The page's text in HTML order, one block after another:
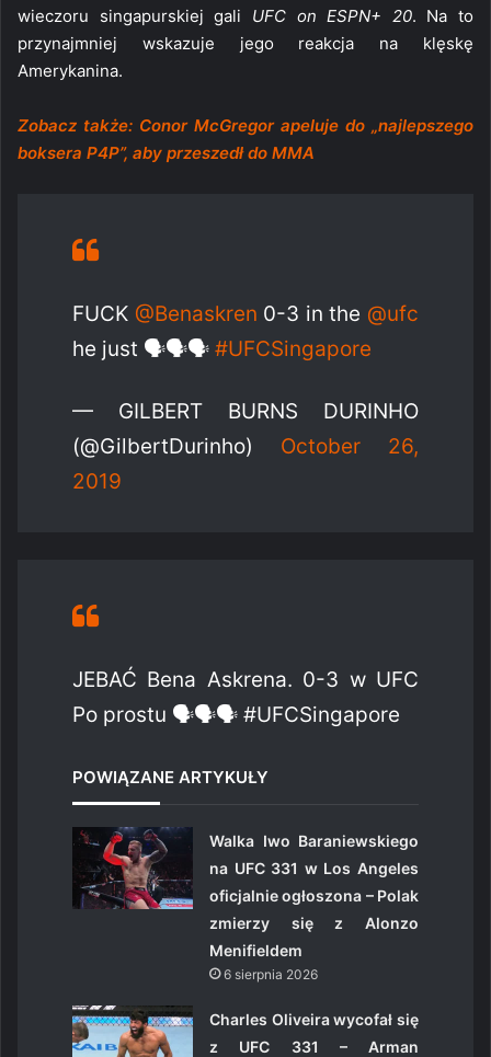
wieczoru singapurskiej gali UFC on ESPN+ 20. Na to
przynajmniej wskazuje jego reakcja na klęskę
Amerykanina.
Zobacz także: Conor McGregor apeluje do „najlepszego
boksera P4P”, aby przeszedł do MMA
FUCK @Benaskren 0-3 in the @ufc
he just 🗣🗣🗣 #UFCSingapore
— GILBERT BURNS DURINHO
(@GilbertDurinho) October 26,
2019
JEBAĆ Bena Askrena. 0-3 w UFC
Po prostu 🗣🗣🗣 #UFCSingapore
POWIĄZANE ARTYKUŁY
Walka Iwo Baraniewskiego
na UFC 331 w Los Angeles
oficjalnie ogłoszona – Polak
zmierzy się z Alonzo
Menifieldem
6 sierpnia 2026
Charles Oliveira wycofał się
z UFC 331 – Arman